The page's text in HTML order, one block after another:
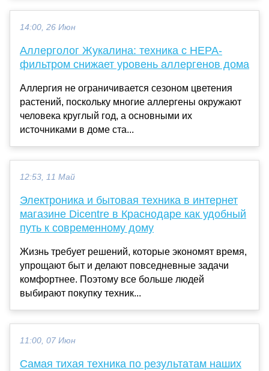
14:00, 26 Июн
Аллерголог Жукалина: техника с HEPA-
фильтром снижает уровень аллергенов дома
Аллергия не ограничивается сезоном цветения
растений, поскольку многие аллергены окружают
человека круглый год, а основными их
источниками в доме ста...
12:53, 11 Май
Электроника и бытовая техника в интернет
магазине Dicentre в Краснодаре как удобный
путь к современному дому
Жизнь требует решений, которые экономят время,
упрощают быт и делают повседневные задачи
комфортнее. Поэтому все больше людей
выбирают покупку техник...
11:00, 07 Июн
Самая тихая техника по результатам наших